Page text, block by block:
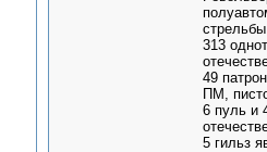
313
49
ПМ,
6 пуль и
5 гильз